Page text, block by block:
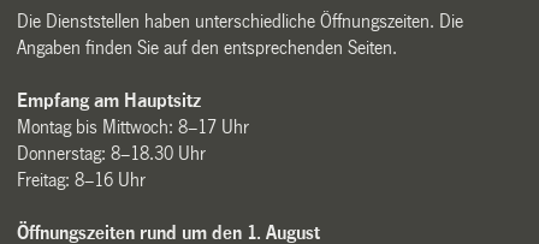
Die Dienststellen haben unterschiedliche Öffnungszeiten. Die
Angaben finden Sie auf den entsprechenden Seiten.
Empfang am Hauptsitz
Montag bis Mittwoch: 8–17 Uhr
Donnerstag: 8–18.30 Uhr
Freitag: 8–16 Uhr
Öffnungszeiten rund um den 1. August